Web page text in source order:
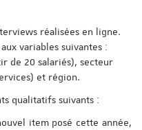
réalisées en ligne.
variables suivantes :
de 20 salariés), secteur
et région.
qualitatifs suivants :
item posé cette année,